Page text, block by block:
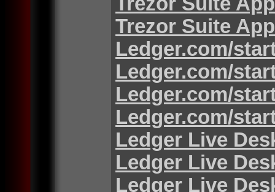
Trezor Suite App
Ledger.com/
Ledger.com/
Ledger.com/
Ledger.com/
Ledger Live
Ledger Live
Ledger Live